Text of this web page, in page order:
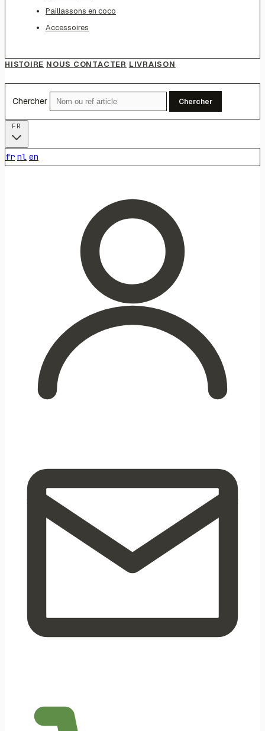
Paillassons en coco
Accessoires
HISTOIRE NOUS CONTACTER LIVRAISON
Chercher Chercher
fr nl en